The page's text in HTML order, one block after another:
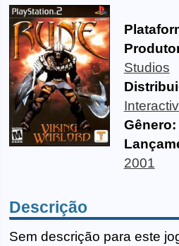
Studios
Gênero:
2001
Descrição
Sem descrição para este